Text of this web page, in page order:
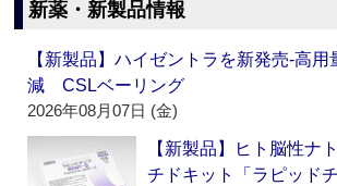
新薬・新製品情報
【新製品】ハイゼントラを新発売‐高用
減 CSLベーリング
2026年08月07日 (金)
【新製品】ヒト脳性ナ
チドキット「ラピッド